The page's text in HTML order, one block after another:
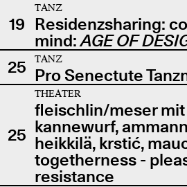
19
TANZ
Residenzsharing:
mind:AGE OF
25
TANZ
Pro Senectute
25
THEATER
fleischlin/meser
kannewurf,
heikkilä, krstić,
togetherness -
resistance